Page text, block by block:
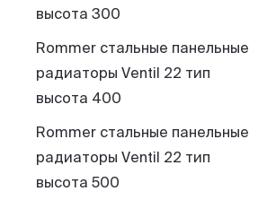
высота 300
Rommer стальные панельные
радиаторы Ventil 22 тип
высота 400
Rommer стальные панельные
радиаторы Ventil 22 тип
высота 500